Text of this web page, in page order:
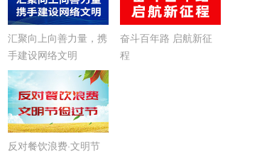
汇聚向上向善力量，携
手建设网络文明
奋斗百年路 启航新征
程
反对餐饮浪费·文明节